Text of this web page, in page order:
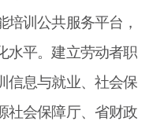
训公共服务平台，
水平。建立劳动者职
信息与就业、社会保
社会保障厅、省财政